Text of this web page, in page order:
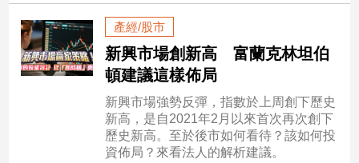
產經/股市
新興市場創新高 富蘭克林坦伯
頓建議這樣佈局
新興市場強勢反彈，指數於上周創下歷史
新高，是自2021年2月以來首次再次創下
歷史新高。至於後市如何看待？該如何投
資佈局？來看法人的解析建議。